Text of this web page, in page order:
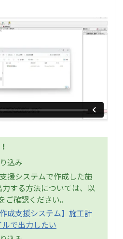
込み
援システムで作成した施
する方法については、以
ご確認ください。
成支援システム】施工計
で出力したい